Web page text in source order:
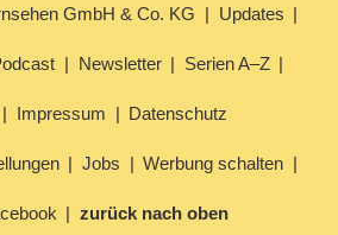
GmbH & Co. KG Updates
Newsletter Serien A–Z
Impressum Datenschutz
Jobs Werbung schalten
zurück nach oben